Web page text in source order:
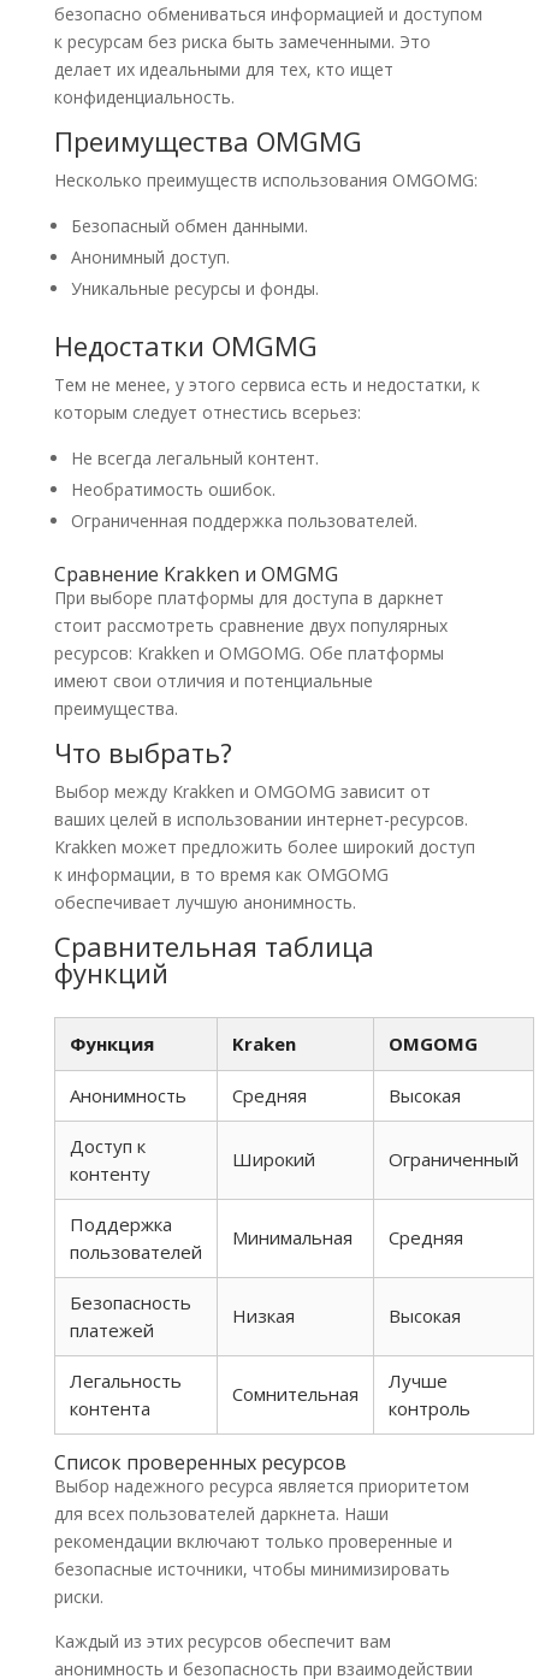
безопасно обмениваться информацией и доступом
к ресурсам без риска быть замеченными. Это
делает их идеальными для тех, кто ищет
конфиденциальность.
Преимущества OMGMG
Несколько преимуществ использования OMGOMG:
Безопасный обмен данными.
Анонимный доступ.
Уникальные ресурсы и фонды.
Недостатки OMGMG
Тем не менее, у этого сервиса есть и недостатки, к
которым следует отнестись всерьез:
Не всегда легальный контент.
Необратимость ошибок.
Ограниченная поддержка пользователей.
Сравнение Krakken и OMGMG
При выборе платформы для доступа в даркнет
стоит рассмотреть сравнение двух популярных
ресурсов: Krakken и OMGOMG. Обе платформы
имеют свои отличия и потенциальные
преимущества.
Что выбрать?
Выбор между Krakken и OMGOMG зависит от
ваших целей в использовании интернет-ресурсов.
Krakken может предложить более широкий доступ
к информации, в то время как OMGOMG
обеспечивает лучшую анонимность.
Сравнительная таблица
функций
Функция Kraken OMGOMG
Анонимность Средняя Высокая
Доступ к
контенту
Широкий Ограниченный
Поддержка
пользователей
Минимальная Средняя
Безопасность
платежей
Низкая Высокая
Легальность
контента
Сомнительная
Лучше
контроль
Список проверенных ресурсов
Выбор надежного ресурса является приоритетом
для всех пользователей даркнета. Наши
рекомендации включают только проверенные и
безопасные источники, чтобы минимизировать
риски.
Каждый из этих ресурсов обеспечит вам
анонимность и безопасность при взаимодействии